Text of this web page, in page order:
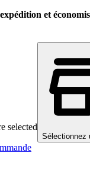
et
selected
Sélectionnez